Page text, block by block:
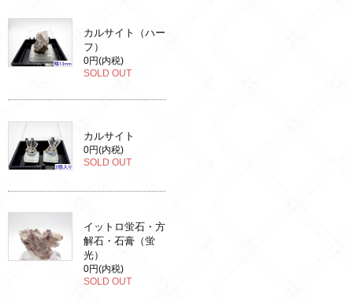
カルサイト（ハー
フ）
0円(内税)
SOLD OUT
カルサイト
0円(内税)
SOLD OUT
イットロ蛍石・方
解石・石膏（蛍
光）
0円(内税)
SOLD OUT